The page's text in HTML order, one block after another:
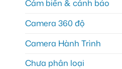
Cảm biến & cảnh báo
Camera 360 độ
Camera Hành Trình
Chưa phân loại